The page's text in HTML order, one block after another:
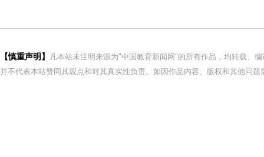
【慎重声明】
凡本站未注明来源为"中国教育新闻网"的所有作品，均转载、
并不代表本站赞同其观点和对其真实性负责。如因作品内容、版权和其他问